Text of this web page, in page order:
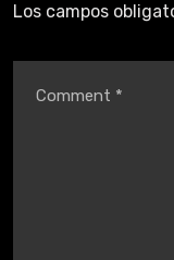
Los campos